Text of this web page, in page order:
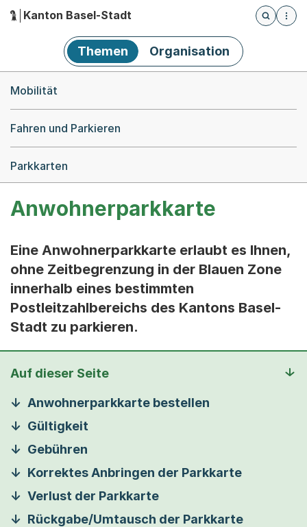
Hauptnavigation
Kanton Basel-Stadt
Öffnet
Themen Organisation
Mobilität
Fahren und Parkieren
Parkkarten
Anwohnerparkkarte
Eine Anwohnerparkkarte erlaubt es Ihnen,
ohne Zeitbegrenzung in der Blauen Zone
innerhalb eines bestimmten
Postleitzahlbereichs des Kantons Basel-
Stadt zu parkieren.
Auf dieser Seite
Anwohnerparkkarte bestellen
Gültigkeit
Gebühren
Korrektes Anbringen der Parkkarte
Verlust der Parkkarte
Rückgabe/Umtausch der Parkkarte